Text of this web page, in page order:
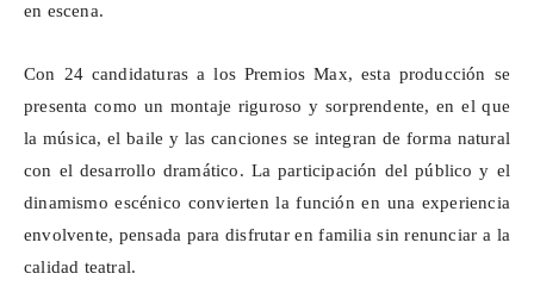
en escena.
Con 24 candidaturas a los Premios Max, esta producción se
presenta como un montaje riguroso y sorprendente, en el que
la música, el baile y las canciones se integran de forma natural
con el desarrollo dramático. La participación del público y el
dinamismo escénico convierten la función en una experiencia
envolvente, pensada para disfrutar en familia sin renunciar a la
calidad teatral.